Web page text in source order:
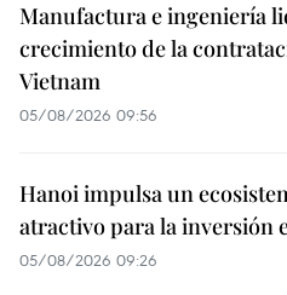
Manufactura e ingeniería
crecimiento de la
Vietnam
05/08/2026 09:56
Hanoi impulsa un
atractivo para la inversión
05/08/2026 09:26